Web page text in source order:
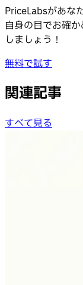
PriceLabsがあな
自身の目でお確
しましょう！
無料で試す
関連記事
すべて見る